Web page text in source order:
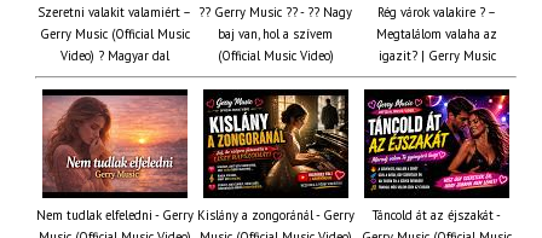
Szeretni valakit valamiért –
Gerry Music (Official Music
Video) ? Magyar dal
?? Gerry Music ?? - ?? Nagy
baj van, hol a szívem
(Official Music Video)
Rég várok valakire ? –
Megtalálom valaha az
igazit? | Gerry Music
Nem tudlak elfeledni - Gerry Kislány a zongoránál - Gerry
Táncold át az éjszakát -